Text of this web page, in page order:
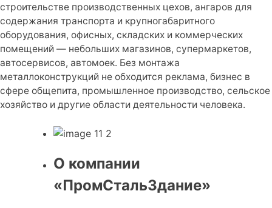
строительстве производственных цехов, ангаров для
содержания транспорта и крупногабаритного
оборудования, офисных, складских и коммерческих
помещений — небольших магазинов, супермаркетов,
автосервисов, автомоек. Без монтажа
металлоконструкций не обходится реклама, бизнес в
сфере общепита, промышленное производство, сельское
хозяйство и другие области деятельности человека.
О компании
«ПромСтальЗдание»